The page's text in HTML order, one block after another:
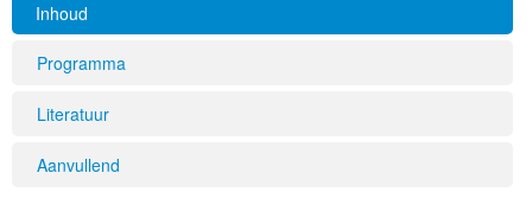
Inhoud
Programma
Literatuur
Aanvullend